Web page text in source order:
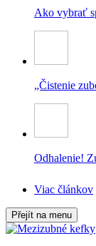
Ako vybrať
„Čistenie
Odhalenie!
Viac článkov
Přejít na menu